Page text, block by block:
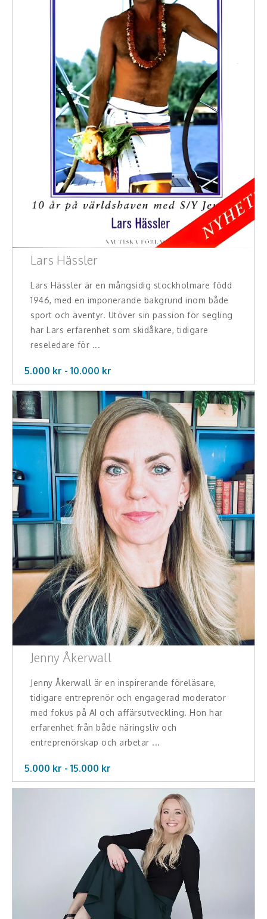
Idrottare och äventyrare
Kända musiker
Skådespelare
Alla talare
Alla ämnen
Lars Hässler
Lars Hässler är en mångsidig stockholmare född
1946, med en imponerande bakgrund inom både
sport och äventyr. Utöver sin passion för segling
har Lars erfarenhet som skidåkare, tidigare
reseledare för ...
5.000 kr - 10.000 kr
Jenny Åkerwall
Jenny Åkerwall är en inspirerande föreläsare,
tidigare entreprenör och engagerad moderator
med fokus på AI och affärsutveckling. Hon har
erfarenhet från både näringsliv och
entreprenörskap och arbetar ...
5.000 kr - 15.000 kr